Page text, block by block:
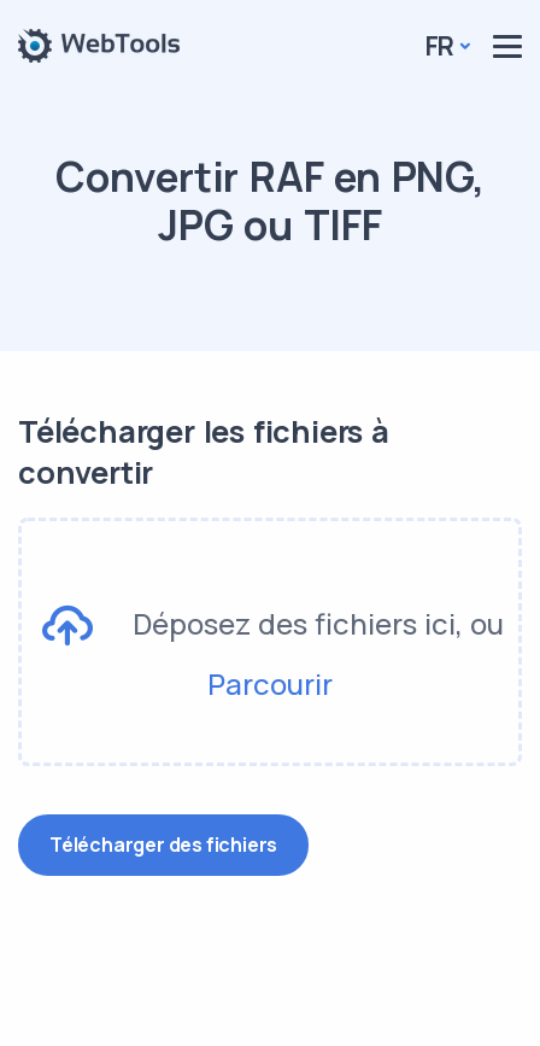
FR
Convertir RAF en PNG,
JPG ou TIFF
Télécharger les fichiers à
convertir
Déposez des fichiers ici, ou
Parcourir